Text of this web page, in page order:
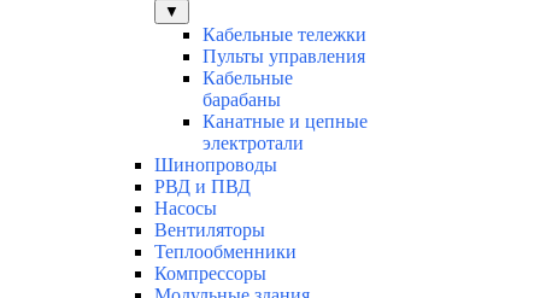
▼
Кабельные тележки
Пульты управления
Кабельные
барабаны
Канатные и цепные
электротали
Шинопроводы
РВД и ПВД
Насосы
Вентиляторы
Теплообменники
Компрессоры